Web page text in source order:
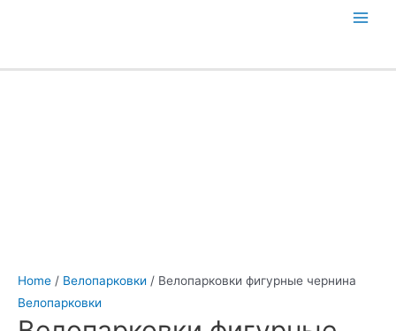
Home / Велопарковки / Велопарковки фигурные чернина
Велопарковки